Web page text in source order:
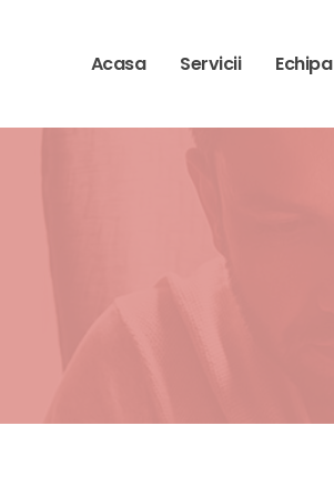
Acasa Servicii Echipa